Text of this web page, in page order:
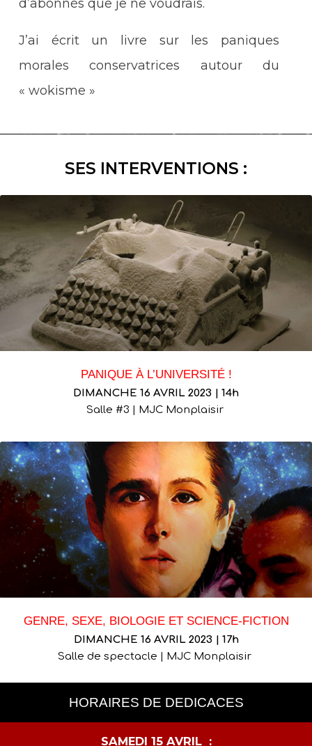
d’abonnés que je ne voudrais.
J’ai écrit un livre sur les paniques
morales conservatrices autour du
« wokisme »
SES INTERVENTIONS :
PANIQUE À L’UNIVERSITÉ !
DIMANCHE 16 AVRIL 2023 | 14h
Salle #3 | MJC Monplaisir
GENRE, SEXE, BIOLOGIE ET SCIENCE-FICTION
DIMANCHE 16 AVRIL 2023 | 17h
Salle de spectacle | MJC Monplaisir
HORAIRES DE DEDICACES
SAMEDI 15 AVRIL :